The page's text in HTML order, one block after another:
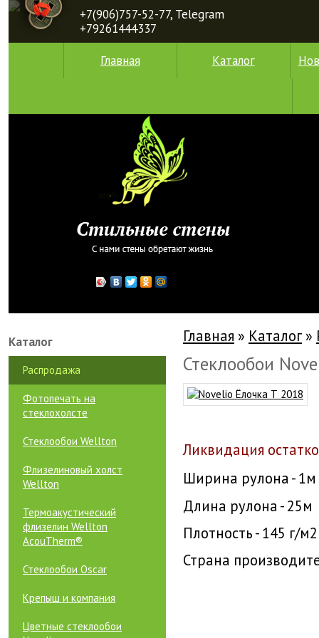
+7(906)757-52-77, Telegram
+79261444337
Главная Каталог
Каталог
Распродажа
Фотопечать на
стеклохолсте
Стеклообои Wellton
Флизелиновый холст
Wellton
Термоакустический
флизелин Wellton
AcouTherm®
Стеклообои Oscar
Крепыш и компания
Цветные стеклообои
Главная » Каталог »
Стеклообои
Ликвидация
Ширина рулона - 1м
Длина рулона - 25м
Плотность - 145 г/м2
Страна